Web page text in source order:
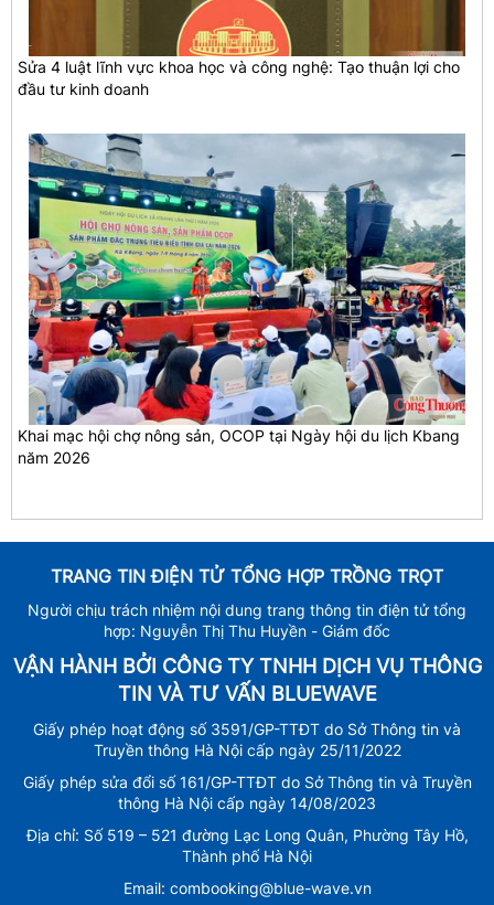
Sửa 4 luật lĩnh vực khoa học và công nghệ: Tạo thuận lợi cho
đầu tư kinh doanh
Khai mạc hội chợ nông sản, OCOP tại Ngày hội du lịch Kbang
năm 2026
TRANG TIN ĐIỆN TỬ TỔNG HỢP TRỒNG TRỌT
Người chịu trách nhiệm nội dung trang thông tin điện tử tổng
hợp: Nguyễn Thị Thu Huyền - Giám đốc
VẬN HÀNH BỞI CÔNG TY TNHH DỊCH VỤ THÔNG
TIN VÀ TƯ VẤN BLUEWAVE
Giấy phép hoạt động số 3591/GP-TTĐT do Sở Thông tin và
Truyền thông Hà Nội cấp ngày 25/11/2022
Giấy phép sửa đổi số 161/GP-TTĐT do Sở Thông tin và Truyền
thông Hà Nội cấp ngày 14/08/2023
Địa chỉ: Số 519 – 521 đường Lạc Long Quân, Phường Tây Hồ,
Thành phố Hà Nội
Email: combooking@blue-wave.vn